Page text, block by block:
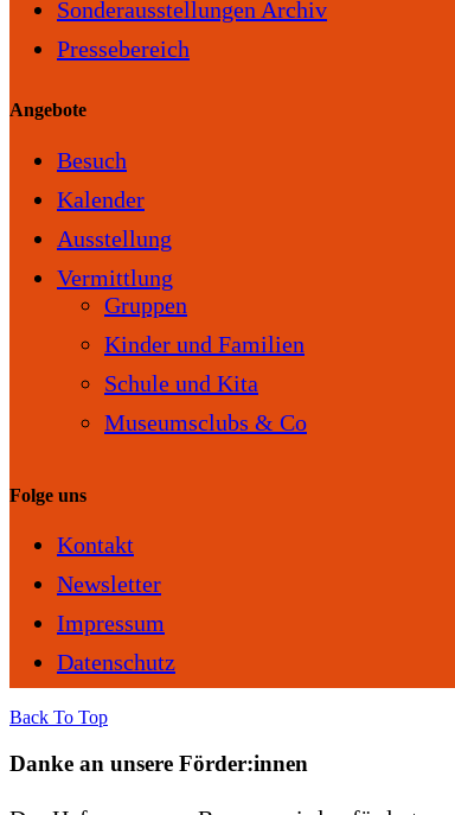
Sonderausstellungen Archiv
Pressebereich
Angebote
Besuch
Kalender
Ausstellung
Vermittlung
Gruppen
Kinder und Familien
Schule und Kita
Museumsclubs & Co
Folge uns
Kontakt
Newsletter
Impressum
Datenschutz
Back To Top
Danke an unsere Förder:innen